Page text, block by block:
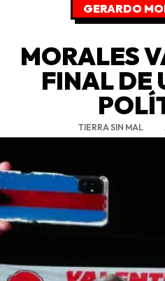
GERARDO
MORALES
FINAL DE
TIERRA SIN MAL